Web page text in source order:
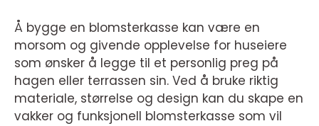
Å bygge en blomsterkasse kan være en
morsom og givende opplevelse for huseiere
som ønsker å legge til et personlig preg på
hagen eller terrassen sin. Ved å bruke riktig
materiale, størrelse og design kan du skape en
vakker og funksjonell blomsterkasse som vil